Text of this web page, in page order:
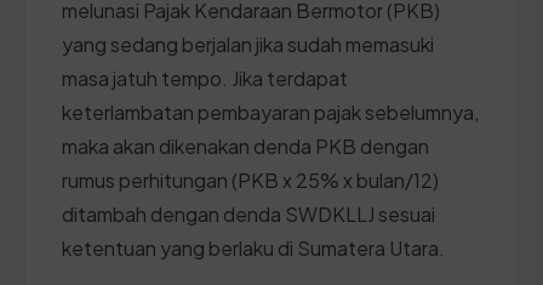
melunasi Pajak Kendaraan Bermotor (PKB)
yang sedang berjalan jika sudah memasuki
masa jatuh tempo. Jika terdapat
keterlambatan pembayaran pajak sebelumnya,
maka akan dikenakan denda PKB dengan
rumus perhitungan (PKB x 25% x bulan/12)
ditambah dengan denda SWDKLLJ sesuai
ketentuan yang berlaku di Sumatera Utara.